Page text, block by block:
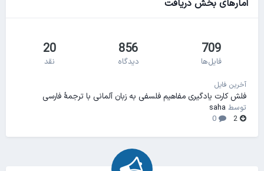
آمارهای بخش دریافت
709
فایل‌ها
856
دیدگاه
20
نقد
آخرین فایل
فلش کارت یادگیری مفاهیم فلسفی به زبان آلمانی با ترجمهٔ فارسی
توسطsaha
2
0